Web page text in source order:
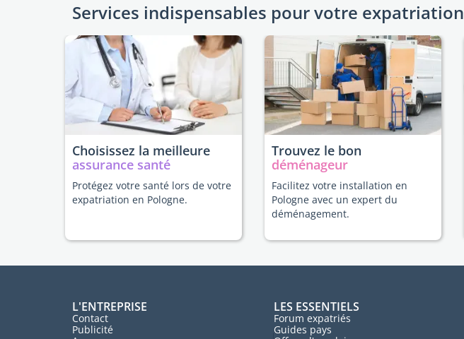
Services indispensables pour votre expatriation
Choisissez la meilleure
assurance santé
Protégez votre santé lors de votre
expatriation en Pologne.
Trouvez le bon
déménageur
Facilitez votre installation en
Pologne avec un expert du
déménagement.
L'ENTREPRISE
Contact
Publicité
LES ESSENTIELS
Forum expatriés
Guides pays